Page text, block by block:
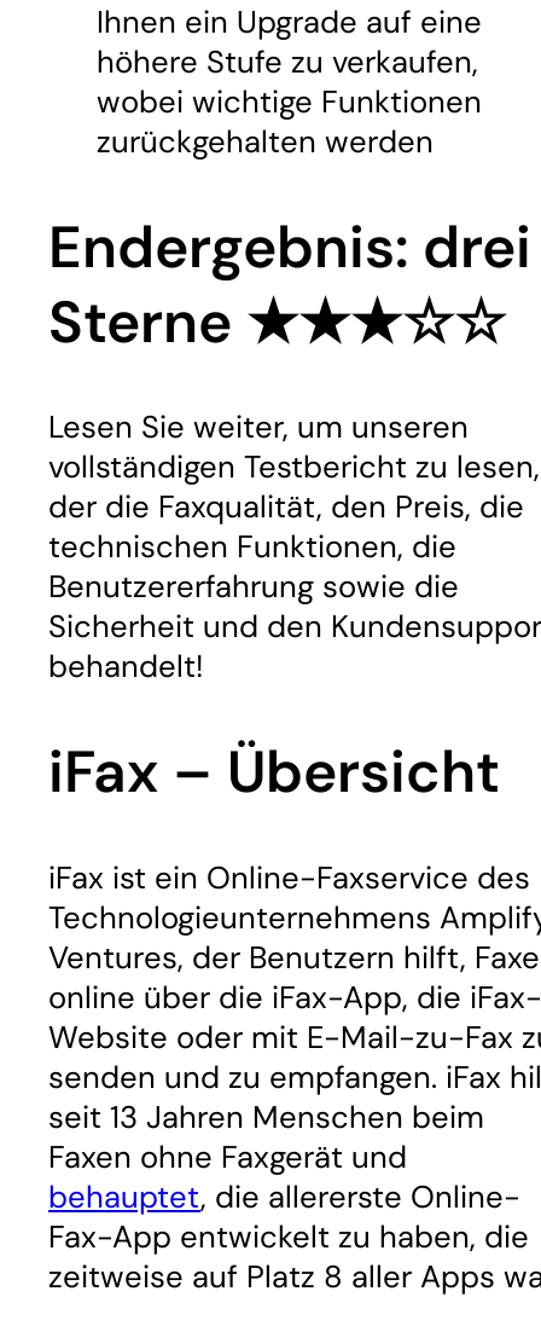
Ihnen ein Upgrade auf eine
höhere Stufe zu verkaufen,
wobei wichtige Funktionen
zurückgehalten werden
Endergebnis: drei
Sterne ★★★☆☆
Lesen Sie weiter, um unseren
vollständigen Testbericht zu lesen,
der die Faxqualität, den Preis, die
technischen Funktionen, die
Benutzererfahrung sowie die
Sicherheit und den
behandelt!
iFax – Übersicht
iFax ist ein Online-Faxservice des
Technologieunternehmens
Ventures, der Benutzern hilft, Faxe
online über die iFax-App, die iFax-
Website oder mit E-Mail-zu-Fax
senden und zu empfangen. iFax
seit 13 Jahren Menschen beim
Faxen ohne Faxgerät und
behauptet, die allererste Online-
Fax-App entwickelt zu haben, die
zeitweise auf Platz 8 aller Apps